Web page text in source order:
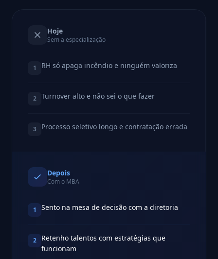
Hoje
Sem a especialização
1 RH só apaga incêndio e ninguém valoriza
2 Turnover alto e não sei o que fazer
3 Processo seletivo longo e contratação errada
Depois
Com o MBA
1 Sento na mesa de decisão com a diretoria
2
Retenho talentos com estratégias que
funcionam